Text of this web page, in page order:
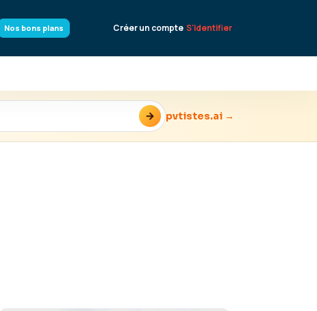
Nos bons plans Créer un compte S'identifier
→ pvtistes.ai →